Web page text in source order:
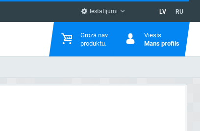
Iestatījumi LV RU
Grozā nav
produktu.
Viesis
Mans profils